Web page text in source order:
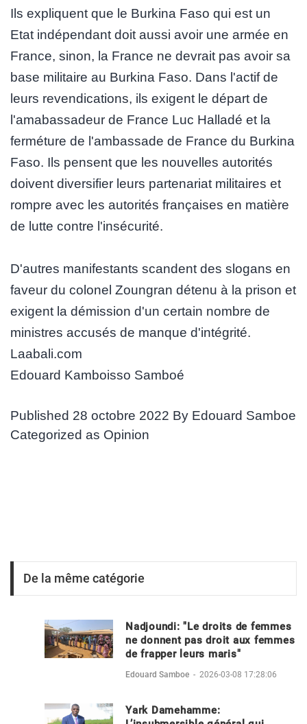
Ils expliquent que le Burkina Faso qui est un
Etat indépendant doit aussi avoir une armée en
France, sinon, la France ne devrait pas avoir sa
base militaire au Burkina Faso. Dans l'actif de
leurs revendications, ils exigent le départ de
l'amabassadeur de France Luc Halladé et la
ferméture de l'ambassade de France du Burkina
Faso. Ils pensent que les nouvelles autorités
doivent diversifier leurs partenariat militaires et
rompre avec les autorités françaises en matière
de lutte contre l'insécurité.
D'autres manifestants scandent des slogans en
faveur du colonel Zoungran détenu à la prison et
exigent la démission d'un certain nombre de
ministres accusés de manque d'intégrité.
Laabali.com
Edouard Kamboisso Samboé
Published 28 octobre 2022 By Edouard Samboe
Categorized as Opinion
De la même catégorie
Nadjoundi: "Le droits de femmes
ne donnent pas droit aux femmes
de frapper leurs maris"
Edouard Samboe - 2026-03-08 17:28:06
Yark Damehamme: